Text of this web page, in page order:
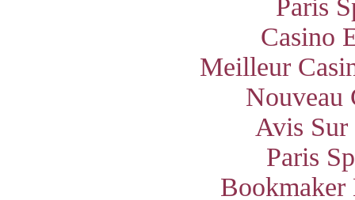
Paris
Casino
Meilleur
Nouveau
Avis Sur
Paris